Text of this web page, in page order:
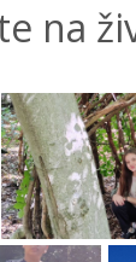
na